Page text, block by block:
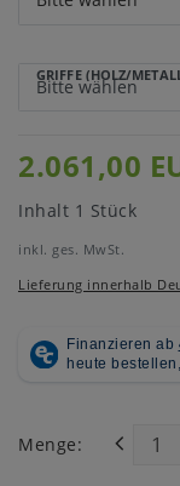
GRIFFE (HOLZ/
2.061,00
Inhalt 1 Stück
inkl. ges. MwSt.
Lieferung innerhalb
Menge: